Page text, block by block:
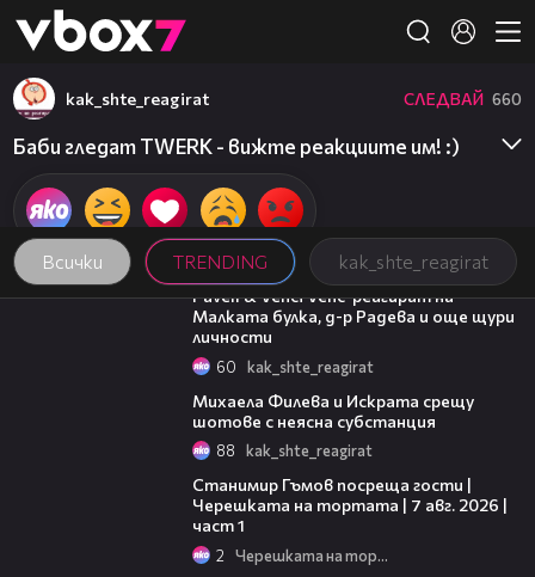
👾
Всички TRENDING kak_shte_reagirat
kak_shte_reagirat СЛЕДВАЙ 660
Баби гледат TWERK - вижте реакциите им! :)
03:07
Pavell & Venci Venc' реагират на
Малката булка, д-р Радева и още щури
личности
60 kak_shte_reagirat
Михаела Филева и Искрата срещу
шотове с неясна субстанция
88 kak_shte_reagirat
Станимир Гъмов посреща гости |
Черешката на тортата | 7 авг. 2026 |
част 1
2 Черешката на тортата